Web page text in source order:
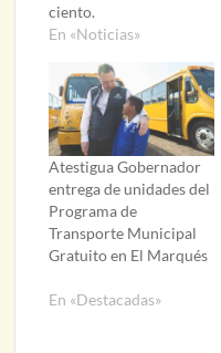
ciento.
En «Noticias»
Atestigua Gobernador
entrega de unidades del
Programa de
Transporte Municipal
Gratuito en El Marqués
En «Destacadas»